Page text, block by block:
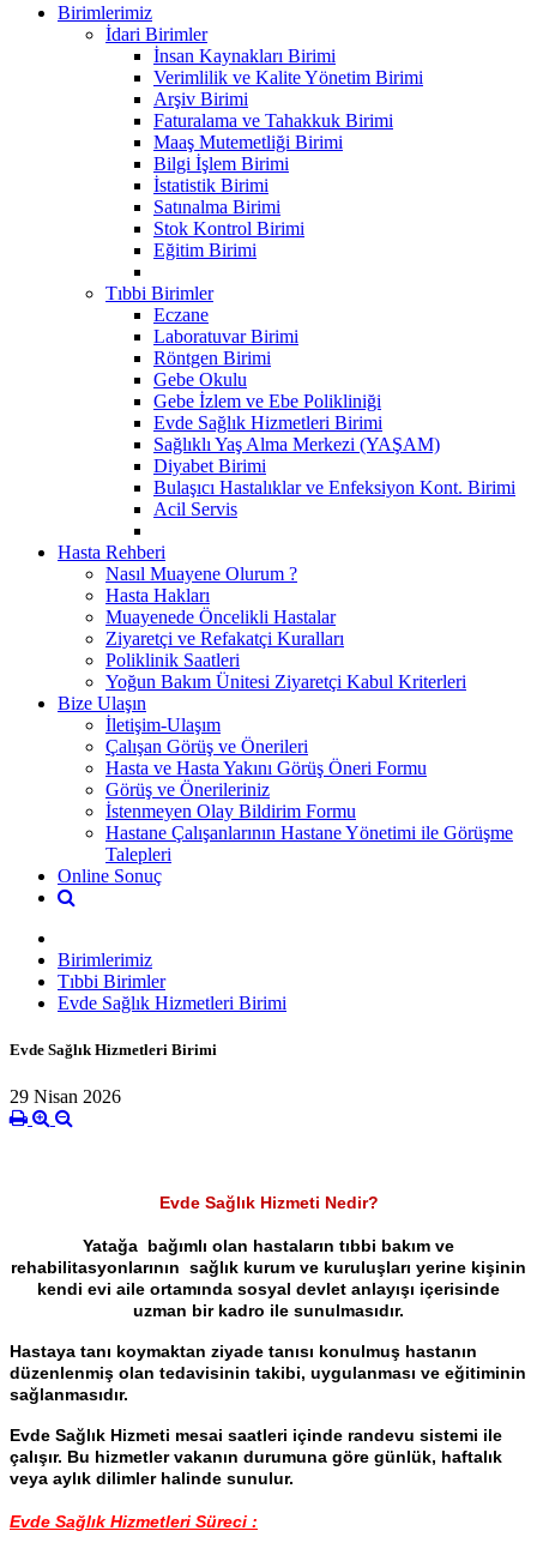
Birimlerimiz
İdari Birimler
İnsan Kaynakları Birimi
Verimlilik ve Kalite Yönetim Birimi
Arşiv Birimi
Faturalama ve Tahakkuk Birimi
Maaş Mutemetliği Birimi
Bilgi İşlem Birimi
İstatistik Birimi
Satınalma Birimi
Stok Kontrol Birimi
Eğitim Birimi
Tıbbi Birimler
Eczane
Laboratuvar Birimi
Röntgen Birimi
Gebe Okulu
Gebe İzlem ve Ebe Polikliniği
Evde Sağlık Hizmetleri Birimi
Sağlıklı Yaş Alma Merkezi (YAŞAM)
Diyabet Birimi
Bulaşıcı Hastalıklar ve Enfeksiyon Kont. Birimi
Acil Servis
Hasta Rehberi
Nasıl Muayene Olurum ?
Hasta Hakları
Muayenede Öncelikli Hastalar
Ziyaretçi ve Refakatçi Kuralları
Poliklinik Saatleri
Yoğun Bakım Ünitesi Ziyaretçi Kabul Kriterleri
Bize Ulaşın
İletişim-Ulaşım
Çalışan Görüş ve Önerileri
Hasta ve Hasta Yakını Görüş Öneri Formu
Görüş ve Önerileriniz
İstenmeyen Olay Bildirim Formu
Hastane Çalışanlarının Hastane Yönetimi ile Görüşme
Talepleri
Online Sonuç
Birimlerimiz
Tıbbi Birimler
Evde Sağlık Hizmetleri Birimi
Evde Sağlık Hizmetleri Birimi
29 Nisan 2026
Evde Sağlık Hizmeti Nedir?
Yatağa bağımlı olan hastaların tıbbi bakım ve
rehabilitasyonlarının sağlık kurum ve kuruluşları yerine kişinin
kendi evi aile ortamında sosyal devlet anlayışı içerisinde
uzman bir kadro ile sunulmasıdır.
Hastaya tanı koymaktan ziyade tanısı konulmuş hastanın
düzenlenmiş olan tedavisinin takibi, uygulanması ve eğitiminin
sağlanmasıdır.
Evde Sağlık Hizmeti mesai saatleri içinde randevu sistemi ile
çalışır. Bu hizmetler vakanın durumuna göre günlük, haftalık
veya aylık dilimler halinde sunulur.
Evde Sağlık Hizmetleri Süreci :